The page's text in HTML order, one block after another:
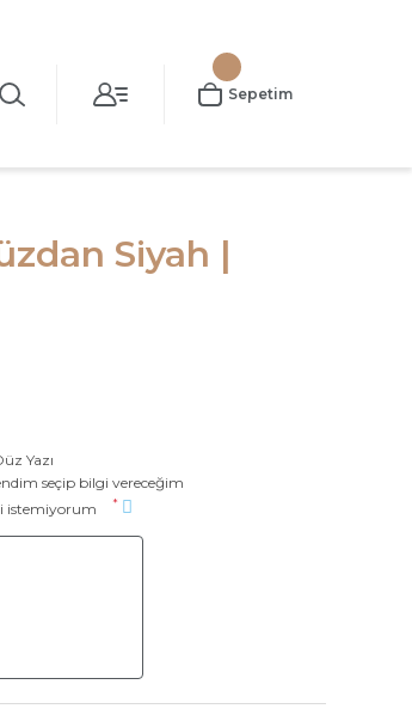
Sepetim
Siyah |
Yazı
seçip bilgi vereceğim
istemiyorum
*